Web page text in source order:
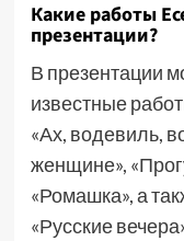
Какие работы
презентации?
В презентации
известные
«Ах, водевиль,
женщине»,
«Ромашка», а
«Русские